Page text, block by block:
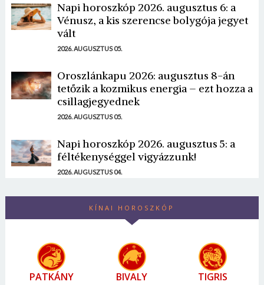
Napi horoszkóp 2026. augusztus 6: a
Vénusz, a kis szerencse bolygója jegyet
vált
2026. AUGUSZTUS 05.
Oroszlánkapu 2026: augusztus 8-án
tetőzik a kozmikus energia – ezt hozza a
csillagjegyednek
2026. AUGUSZTUS 05.
Napi horoszkóp 2026. augusztus 5: a
féltékenységgel vigyázzunk!
2026. AUGUSZTUS 04.
KÍNAI HOROSZKÓP
PATKÁNY BIVALY TIGRIS